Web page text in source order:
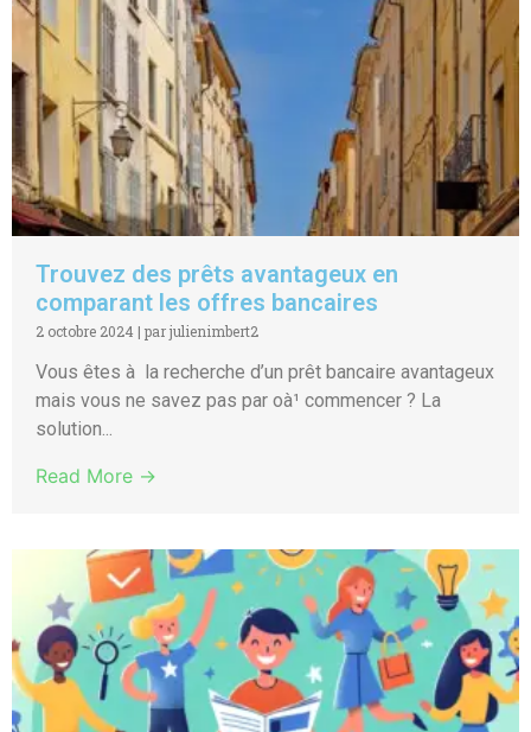
Trouvez des prêts avantageux en
comparant les offres bancaires
2 octobre 2024 | par julienimbert2
Vous êtes à la recherche d’un prêt bancaire avantageux
mais vous ne savez pas par oà¹ commencer ? La
solution...
Read More →